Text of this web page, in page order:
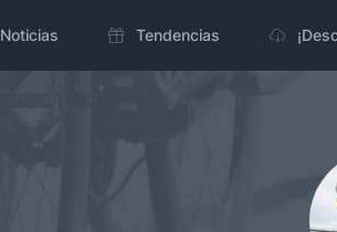
Noticias Tendencias